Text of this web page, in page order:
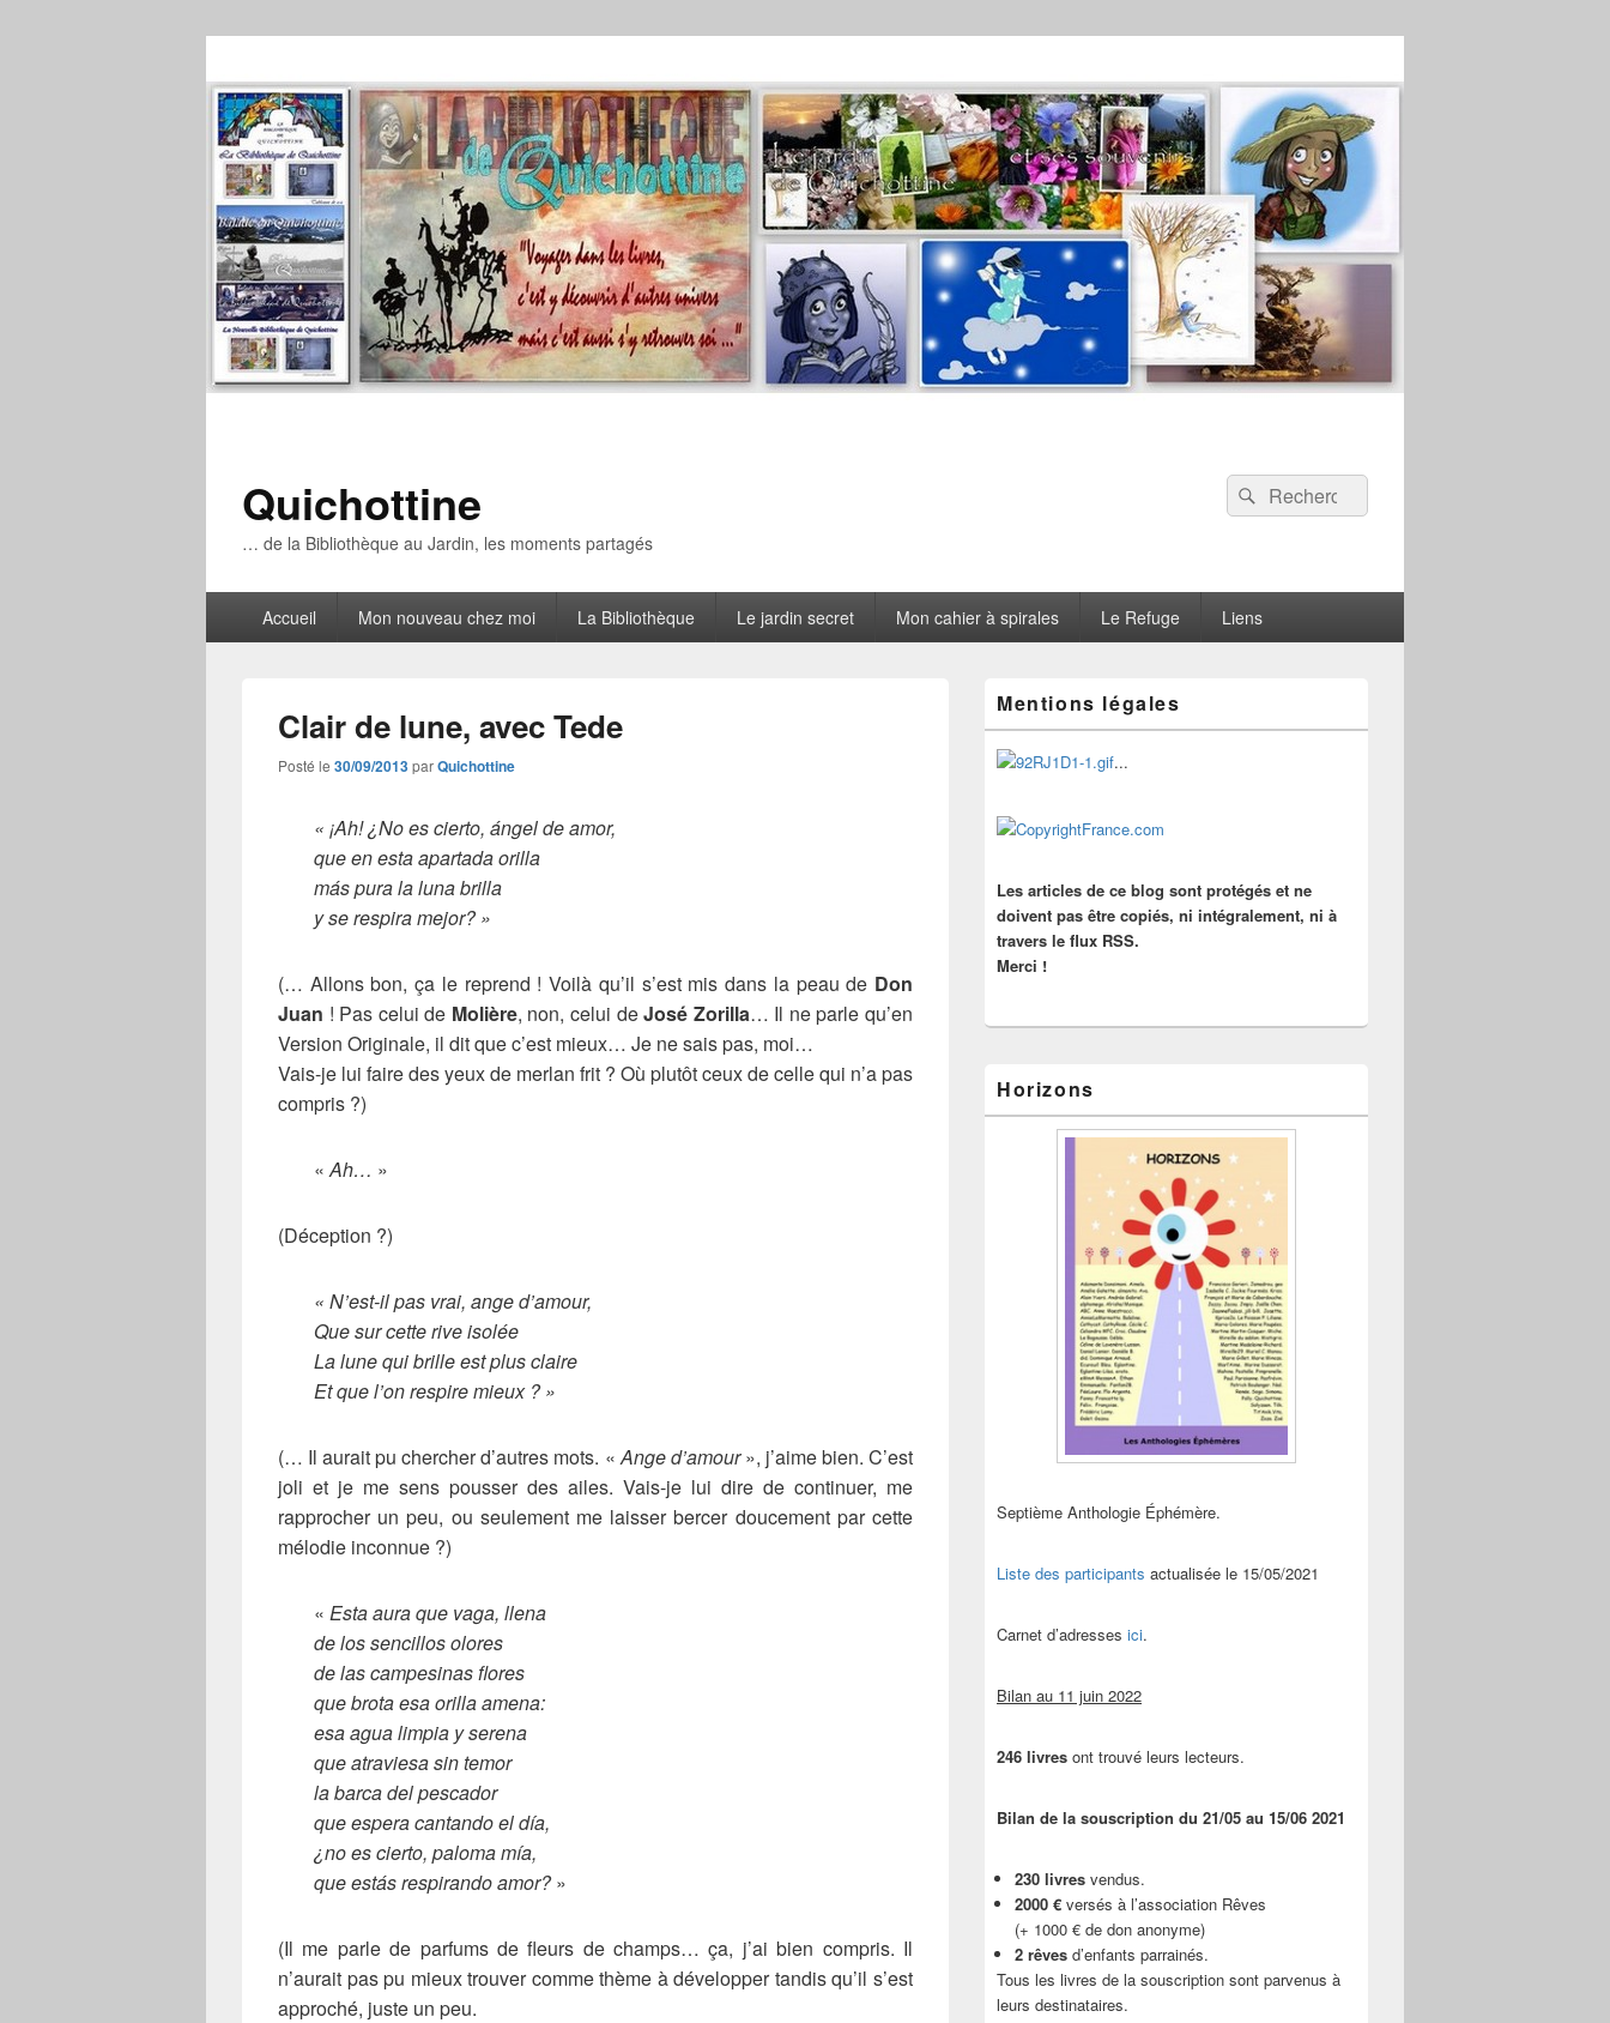
Quichottine
… de la Bibliothèque au Jardin, les moments partagés
Recherche :
Rechercher
principalAccueil Mon nouveau chez moi La Bibliothèque Le jardin secret Mon cahier à spirales Le Refuge Liens
Clair de lune, avec Tede
Posté le 30/09/2013parQuichottine
« ¡Ah! ¿No es cierto, ángel de amor,
que en esta apartada orilla
más pura la luna brilla
y se respira mejor? »
(… Allons bon, ça le reprend ! Voilà qu’il s’est mis dans la peau de Don
Juan ! Pas celui de Molière, non, celui deJosé Zorilla… Il ne parle qu’en
Version Originale, il dit que c’est mieux… Je ne sais pas, moi…
Vais-je lui faire des yeux de merlan frit ? Où plutôt ceux de celle qui n’a pas
compris ?)
«Ah… »
(Déception ?)
« N’est-il pas vrai, ange d’amour,
Que sur cette rive isolée
La lune qui brille est plus claire
Et que l’on respire mieux ? »
(… Il aurait pu chercher d’autres mots. «Ange d’amour», j’aime bien. C’est
joli et je me sens pousser des ailes. Vais-je lui dire de continuer, me
rapprocher un peu, ou seulement me laisser bercer doucement par cette
mélodie inconnue ?)
« Esta aura que vaga, llena
de los sencillos olores
de las campesinas flores
que brota esa orilla amena:
esa agua limpia y serena
que atraviesa sin temor
la barca del pescador
que espera cantando el día,
¿no es cierto, paloma mía,
que estás respirando amor?»
(Il me parle de parfums de fleurs de champs… ça, j’ai bien compris. Il
n’aurait pas pu mieux trouver comme thème à développer tandis qu’il s’est
approché, juste un peu.
principale
de
widget
pour
barre
latérale
Mentions légales
...
Les articles de ce blog sont protégés et ne
doivent pas être copiés, ni intégralement, ni à
travers le flux RSS.
Merci !
Horizons
Septième Anthologie Éphémère.
Liste des participants actualisée le 15/05/2021
Carnet d’adresses ici.
Bilan au 11 juin 2022
246 livres ont trouvé leurs lecteurs.
Bilan de la souscription du 21/05 au 15/06 2021
230 livres vendus.
2000 € versés à l’association Rêves
(+ 1000 € de don anonyme)
2 rêves d’enfants parrainés.
Tous les livres de la souscription sont parvenus à
leurs destinataires.